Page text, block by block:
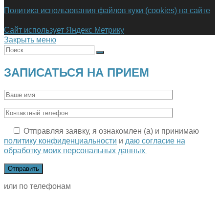
Политика использования файлов куки (cookies) на сайте
Сайт использует Яндекс Метрику
Закрыть меню
ЗАПИСАТЬСЯ НА ПРИЕМ
Отправляя заявку, я ознакомлен (а) и принимаю
политику конфиденциальности и даю согласие на
обработку моих персональных данных
или по телефонам